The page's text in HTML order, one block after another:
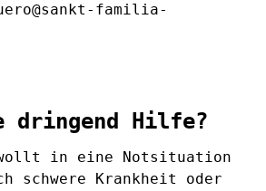
familia-
dringend Hilfe?
in eine Notsituation
schwere Krankheit oder